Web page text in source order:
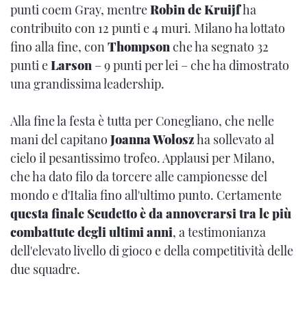
punti coem Gray, mentreRobin de Kruijfha
contribuito con 12 punti e 4 muri. Milano ha lottato
fino alla fine, con Thompson che ha segnato 32
punti eLarson – 9 punti per lei – che ha dimostrato
una grandissima leadership.
Alla fine la festa è tutta per Conegliano, che nelle
mani del capitano Joanna Woloszha sollevato al
cielo il pesantissimo trofeo. Applausi per Milano,
che ha dato filo da torcere alle campionesse del
mondo e d'Italia fino all'ultimo punto. Certamente
questa finale Scudetto è da annoverarsi tra le più
combattute degli ultimi anni, a testimonianza
dell'elevato livello di gioco e della competitività delle
due squadre.